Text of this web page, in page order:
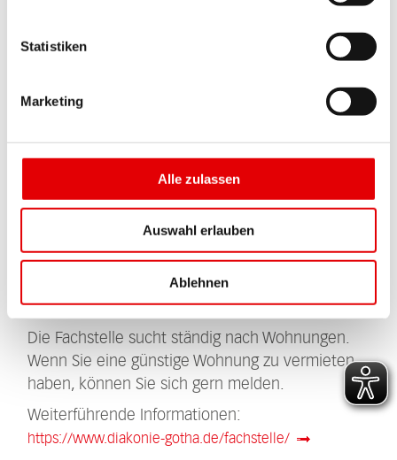
Statistiken
Marketing
Alle zulassen
Auswahl erlauben
Ablehnen
Verlust der Wohnung zu verhindern oder einen
Weg zurück in eine eigene Wohnung zu finden.
Die Mitarbeiter:innen unterstützen dabei, die
verschiedenen Probleme zu lösen, die auf diesem
Die Beratung kann in der Fachstelle in Gotha oder
auch vor Ort im ganzen Landkreis stattfinden. Sie
ist kostenlos und unterliegt der Schweigepflicht.
Außerdem unterstützt die Fachstelle
Wohnungsgeber (Vermieter), Mitarbeitende von
Ämtern und andere Partner, die mit Menschen in
Wohnungsnot arbeiten.
Die Fachstelle sucht ständig nach Wohnungen.
Wenn Sie eine günstige Wohnung zu vermieten
haben, können Sie sich gern melden.
Weiterführende Informationen:
https://www.diakonie-gotha.de/fachstelle/